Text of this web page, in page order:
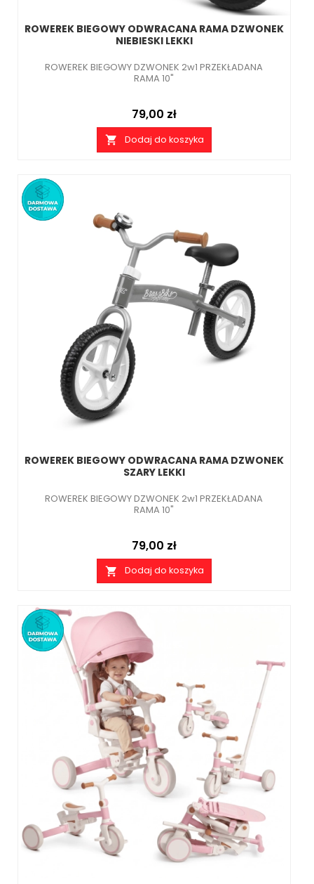
ROWEREK BIEGOWY ODWRACANA RAMA DZWONEK
NIEBIESKI LEKKI
ROWEREK BIEGOWY DZWONEK 2w1 PRZEKŁADANA
RAMA 10"
Cena
79,00 zł
 Dodaj do koszyka
ROWEREK BIEGOWY ODWRACANA RAMA DZWONEK
SZARY LEKKI
ROWEREK BIEGOWY DZWONEK 2w1 PRZEKŁADANA
RAMA 10"
Cena
79,00 zł
 Dodaj do koszyka